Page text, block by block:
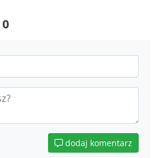
0
dodaj komentarz